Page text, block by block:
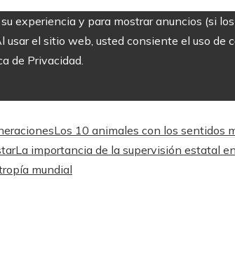
experiencia y para mostrar anuncios (si
el sitio web, usted consiente el uso
de Privacidad.
Los 10 animales con los sentidos
La importancia de la supervisión estatal
mundial